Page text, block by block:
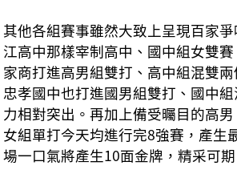
其他各組賽事雖然大致上呈現百家
江高中那樣宰制高中、國中組女雙
家商打進高男組雙打、高中組混雙
忠孝國中也打進國男組雙打、國中
力相對突出。再加上備受曯目的高
女組單打今天均進行完8強賽，產生
場一口氣將產生10面金牌，精采可期